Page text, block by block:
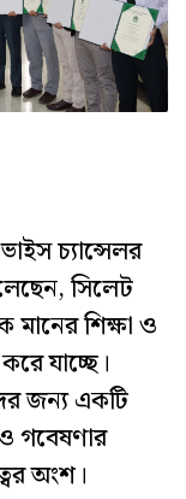
চ্যান্সেলর
সিলেট
মানের শিক্ষা ও
যাচ্ছে।
জন্য একটি
গবেষণার
অংশ।